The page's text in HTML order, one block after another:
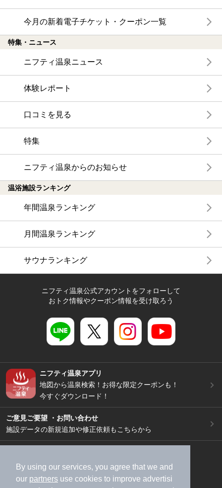
By using our services, you agree that we and
our partners use cookies to improve advertisi
今月の新着電子チケット・クーポン一覧
特集・ニュース
ニフティ温泉ニュース
体験レポート
口コミを見る
特集
ニフティ温泉からのお知らせ
温浴施設ランキング
年間温泉ランキング
月間温泉ランキング
サウナランキング
ニフティ温泉公式アカウントをフォローして
おトク情報やクーポン情報を受け取ろう
ニフティ温泉アプリ
地図から温泉検索！お得な限定クーポンも！
今すぐダウンロード！
ご意見ご要望 ・お問い合わせ
施設データの新規追加や修正依頼もこちらから
加盟店募集（資料請求）
広告出稿のご案内
利用規約
ライフスタイルMEMBERS+規約